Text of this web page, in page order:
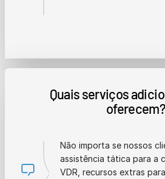
Quais serviços
oferecem?
Não importa se nossos
assistência tática para a
VDR, recursos extras